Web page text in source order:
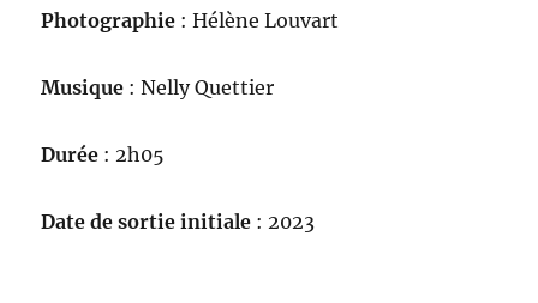
Photographie : Hélène Louvart
Musique : Nelly Quettier
Durée : 2h05
Date de sortie initiale : 2023